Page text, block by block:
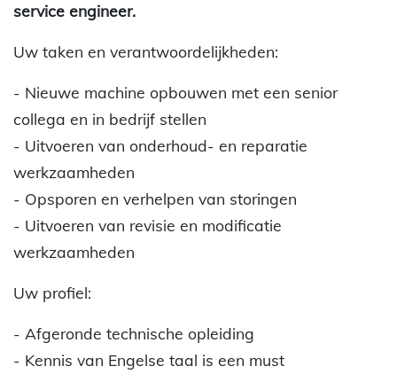
service engineer.
Uw taken en verantwoordelijkheden:
- Nieuwe machine opbouwen met een senior
collega en in bedrijf stellen
- Uitvoeren van onderhoud- en reparatie
werkzaamheden
- Opsporen en verhelpen van storingen
- Uitvoeren van revisie en modificatie
werkzaamheden
Uw profiel:
- Afgeronde technische opleiding
- Kennis van Engelse taal is een must